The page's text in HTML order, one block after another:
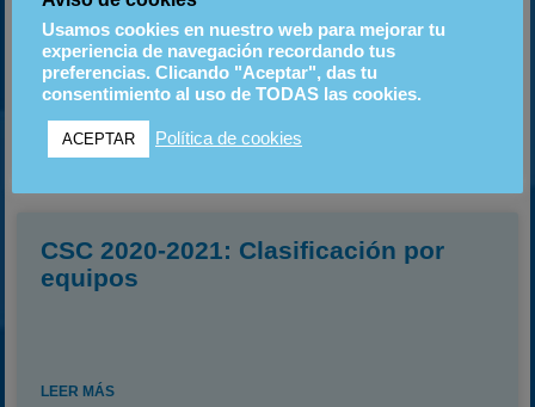
LEER MÁS
28 febrero, 2022
CSC 2020-2021: Clasificación por
equipos
LEER MÁS
Usamos cookies en nuestro web para mejorar tu
experiencia de navegación recordando tus
preferencias. Clicando "Aceptar", das tu
consentimiento al uso de TODAS las cookies.
ACEPTAR Política de cookies